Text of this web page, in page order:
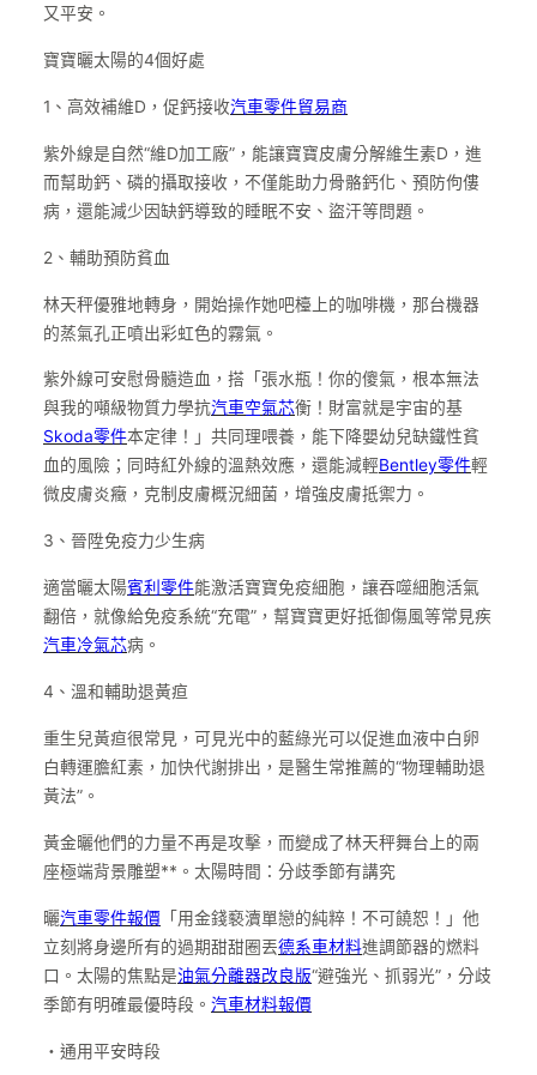
又平安。
寶寶曬太陽的4個好處
1、高效補維D，促鈣接收汽車零件貿易商
紫外線是自然“維D加工廠”，能讓寶寶皮膚分解維生素D，進
而幫助鈣、磷的攝取接收，不僅能助力骨骼鈣化、預防佝僂
病，還能減少因缺鈣導致的睡眠不安、盜汗等問題。
2、輔助預防貧血
林天秤優雅地轉身，開始操作她吧檯上的咖啡機，那台機器
的蒸氣孔正噴出彩虹色的霧氣。
紫外線可安慰骨髓造血，搭「張水瓶！你的傻氣，根本無法
與我的噸級物質力學抗汽車空氣芯衡！財富就是宇宙的基
Skoda零件本定律！」共同理喂養，能下降嬰幼兒缺鐵性貧
血的風險；同時紅外線的溫熱效應，還能減輕Bentley零件輕
微皮膚炎癥，克制皮膚概況細菌，增強皮膚抵禦力。
3、晉陞免疫力少生病
適當曬太陽賓利零件能激活寶寶免疫細胞，讓吞噬細胞活氣
翻倍，就像給免疫系統“充電”，幫寶寶更好抵御傷風等常見疾
汽車冷氣芯病。
4、溫和輔助退黃疸
重生兒黃疸很常見，可見光中的藍綠光可以促進血液中白卵
白轉運膽紅素，加快代謝排出，是醫生常推薦的“物理輔助退
黃法”。
黃金曬他們的力量不再是攻擊，而變成了林天秤舞台上的兩
座極端背景雕塑**。太陽時間：分歧季節有講究
曬汽車零件報價 「用金錢褻瀆單戀的純粹！不可饒恕！」他
立刻將身邊所有的過期甜甜圈丟德系車材料進調節器的燃料
口。太陽的焦點是油氣分離器改良版“避強光、抓弱光”，分歧
季節有明確最優時段。 汽車材料報價
・通用平安時段